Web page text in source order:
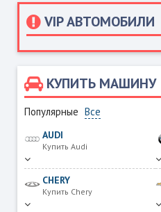
VIP АВТОМОБИЛИ
КУПИТЬ МАШИНУ
Популярные Все
AUDI
Купить Audi
CHERY
Купить Chery